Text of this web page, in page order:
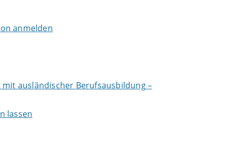
anmelden
ausländischer Berufsausbildung –
lassen